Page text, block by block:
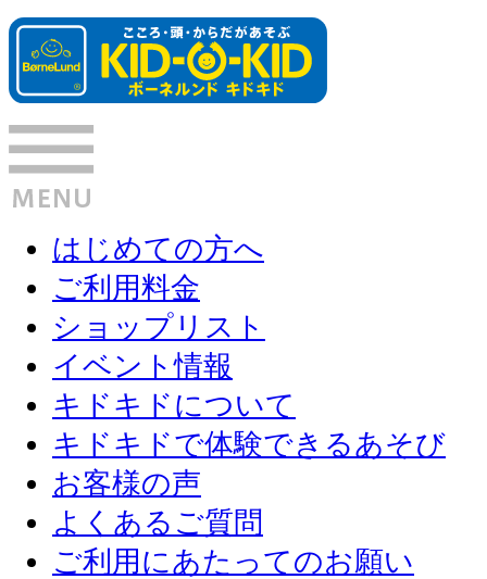
はじめての方へ
ご利用料金
ショップリスト
イベント情報
キドキドについて
キドキドで体験できるあそび
お客様の声
よくあるご質問
ご利用にあたってのお願い